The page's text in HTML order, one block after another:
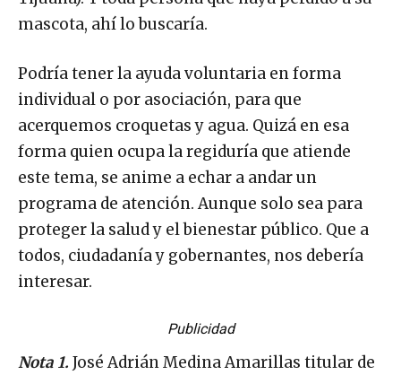
mascota, ahí lo buscaría.
Podría tener la ayuda voluntaria en forma
individual o por asociación, para que
acerquemos croquetas y agua. Quizá en esa
forma quien ocupa la regiduría que atiende
este tema, se anime a echar a andar un
programa de atención. Aunque solo sea para
proteger la salud y el bienestar público. Que a
todos, ciudadanía y gobernantes, nos debería
interesar.
Publicidad
Nota 1. José Adrián Medina Amarillas titular de